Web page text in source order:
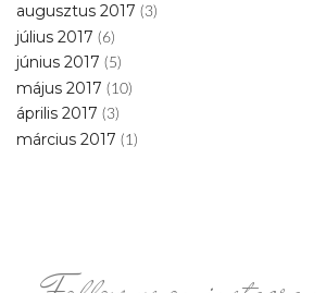
augusztus 2017 (3)
július 2017 (6)
június 2017 (5)
május 2017 (10)
április 2017 (3)
március 2017 (1)